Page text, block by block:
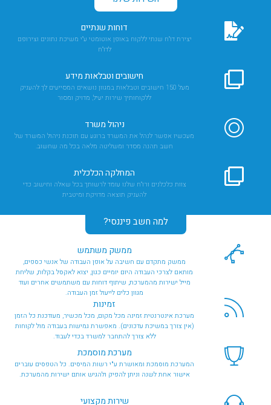
דוחות שנתיים
יצירת דו"ח שנתי ללקוח באופן אוטומטי ע"י משיכת נתונים וצירופם
לדו"ח
חישובים וטבלאות מידע
מעל 150 חישובים וטבלאות במגוון נושאים המסייעים לך להעניק
ללקוחותיך שירות יעיל, מדויק ומסור
ניהול משרד
מעכשיו אפשר לנהל את המשרד ברוגע עם תוכנת ניהול המשרד של
חשב תהנה מסדר ומשליטה מלאה בכל מה שחשוב.
המחלקה הכלכלית
צוות כלכלנים ורו"ח שלנו עומד לרשותך בכל שאלה וחישוב כדי
להעניק תוצאה מדויקת ומיטבית
למה חשב פיננסי?
ממשק משתמש
ממשק מתקדם עם חשיבה על אופן העבודה של אנשי כספים,
מותאם לצרכי העבודה היום יומיים כגון, יצוא לאקסל בקלות, שליחת
מייל ישירות מהמערכת, שיתוף דוחות עם משתמשים אחרים ועוד
מגוון כלים לייעול זמן העבודה.
זמינות
מערכת אינטרנטית זמינה מכל מקום, מכל מכשיר, מעודכנת כל הזמן
(אין צורך במשיכת עדכונים). מאפשרת גמישות בעבודה מול לקוחות
ללא צורך להתחבר למשרד בכדי לעבוד.
מערכת מוסמכת
המערכת מוסמכת ומאושרת ע"י רשות המיסים. כל הטפסים עוברים
אישור אחת לשנה וניתן להפיק ולהגיש אותם ישירות מהמערכת.
שירות מקצועי